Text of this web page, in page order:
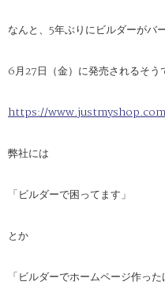
なんと、5年ぶりにビルダーがバ
6月27日（金）に発売されるそう
https://
弊社には
「ビルダーで困ってます」
とか
「ビルダーでホームページ作っ